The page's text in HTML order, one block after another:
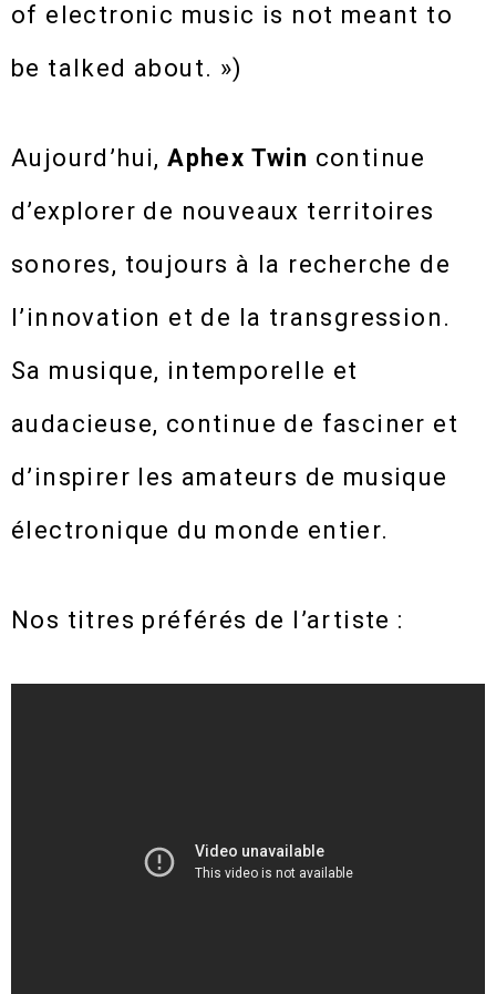
of electronic music is not meant to
be talked about. »)
Aujourd’hui,Aphex Twin continue
d’explorer de nouveaux territoires
sonores, toujours à la recherche de
l’innovation et de la transgression.
Sa musique, intemporelle et
audacieuse, continue de fasciner et
d’inspirer les amateurs de musique
électronique du monde entier.
Nos titres préférés de l’artiste :